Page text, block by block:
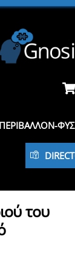
ΠΕΡΙΒΆΛΛΟΝ-
του